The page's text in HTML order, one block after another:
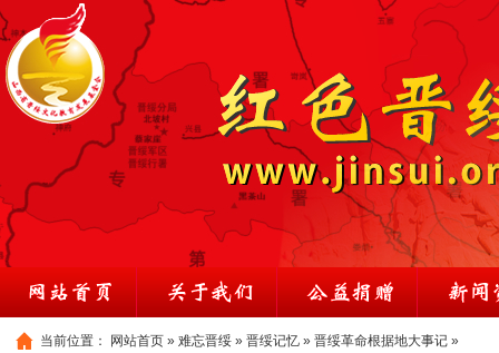
当前位置： 网站首页 » 难忘晋绥 » 晋绥记忆 » 晋绥革命根据地大事记 »